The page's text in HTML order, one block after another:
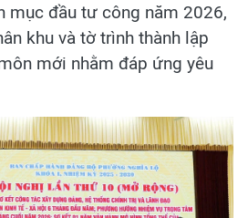
mục đầu tư công năm 2026,
khu và tờ trình thành lập
mới nhằm đáp ứng yêu